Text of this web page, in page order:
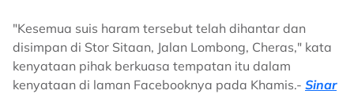
"Kesemua suis haram tersebut telah dihantar dan
disimpan di Stor Sitaan, Jalan Lombong, Cheras," kata
kenyataan pihak berkuasa tempatan itu dalam
kenyataan di laman Facebooknya pada Khamis.- Sinar